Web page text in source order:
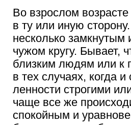
Во взрослом
в ту или иную
несколько
чужом кругу. Бывает,
близким людям или к
в тех случаях, когда
ленности строгими
чаще все же
спокойным и